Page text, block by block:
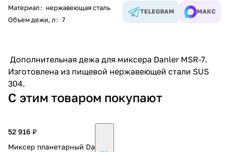
Материал: нержавеющая сталь
Объем дежи, л: 7
TELEGRAM МАКС
Дополнительная дежа для миксера Danler MSR-7.
Изготовлена из пищевой нержавеющей стали SUS
304.
С этим товаром покупают
52 916 ₽
Миксер планетарный Danler